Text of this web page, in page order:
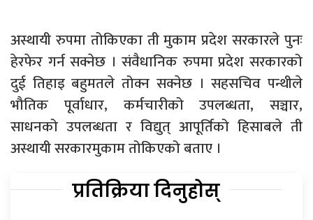
अस्थायी रुपमा तोकिएका ती मुकाम प्रदेश सरकारले पुनः
हेरफेर गर्न सक्नेछ । संवैधानिक रुपमा प्रदेश सरकारको
दुई तिहाइ बहुमतले तोक्न सक्नेछ । सहसचिव पन्थीले
भौतिक पूर्वाधार, कर्मचारीको उपलब्धता, सञ्चार,
साधनको उपलब्धता र विद्युत् आपूर्तिको हिसाबले ती
अस्थायी सरकारमुकाम तोकिएको बताए ।
प्रतिक्रिया दिनुहोस्